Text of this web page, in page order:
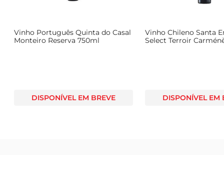
Vinho Português Quinta do Casal
Monteiro Reserva 750ml
DISPONÍVEL EM BREVE
Vinho Chileno Santa
Select Terroir
DISPONÍVEL EM